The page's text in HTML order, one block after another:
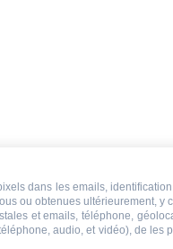
dans les emails,
ou obtenues ultérieurement, y
et emails, téléphone,
audio, et vidéo), de